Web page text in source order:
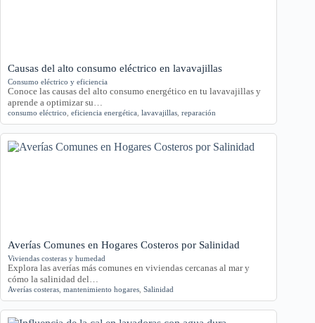
Causas del alto consumo eléctrico en lavavajillas
Consumo eléctrico y eficiencia
Conoce las causas del alto consumo energético en tu lavavajillas y
aprende a optimizar su…
consumo eléctrico eficiencia energética lavavajillas reparación
Averías Comunes en Hogares Costeros por Salinidad
Viviendas costeras y humedad
Explora las averías más comunes en viviendas cercanas al mar y
cómo la salinidad del…
Averías costeras mantenimiento hogares Salinidad